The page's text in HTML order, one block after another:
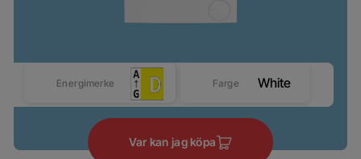
Energimerke Farge White
Var kan jag köpa